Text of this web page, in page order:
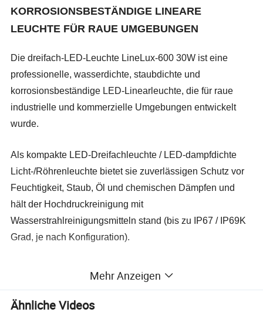
KORROSIONSBESTÄNDIGE LINEARE
LEUCHTE FÜR RAUE UMGEBUNGEN
Die dreifach-LED-Leuchte LineLux-600 30W ist eine
professionelle, wasserdichte, staubdichte und
korrosionsbeständige LED-Linearleuchte, die für raue
industrielle und kommerzielle Umgebungen entwickelt
wurde.
Als kompakte LED-Dreifachleuchte / LED-dampfdichte
Licht-/Röhrenleuchte bietet sie zuverlässigen Schutz vor
Feuchtigkeit, Staub, Öl und chemischen Dämpfen und
hält der Hochdruckreinigung mit
Wasserstrahlreinigungsmitteln stand (bis zu IP67 / IP69K
Grad, je nach Konfiguration).
Diffusor bietet diese dreistufige LED-Leuchte eine
sichere, energieeffiziente Beleuchtung für Fabriken,
Mehr Anzeigen
Ähnliche Videos